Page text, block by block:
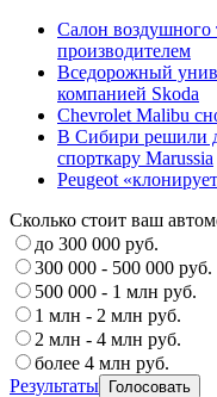
Салон воздушного
производителем
Вседорожный
компанией Skoda
Chevrolet Malibu
В Сибири решили
спорткару Marussia
Peugeot
Сколько стоит ваш
до 300 000 руб.
300 000 - 500 000 руб.
500 000 - 1 млн руб.
1 млн - 2 млн руб.
2 млн - 4 млн руб.
более 4 млн руб.
Результаты